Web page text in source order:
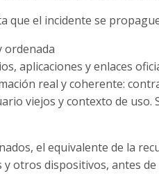
que el incidente se
ordenada
aplicaciones y enlaces
real y coherente:
viejos y contexto de uso.
el equivalente de la
y otros dispositivos, antes